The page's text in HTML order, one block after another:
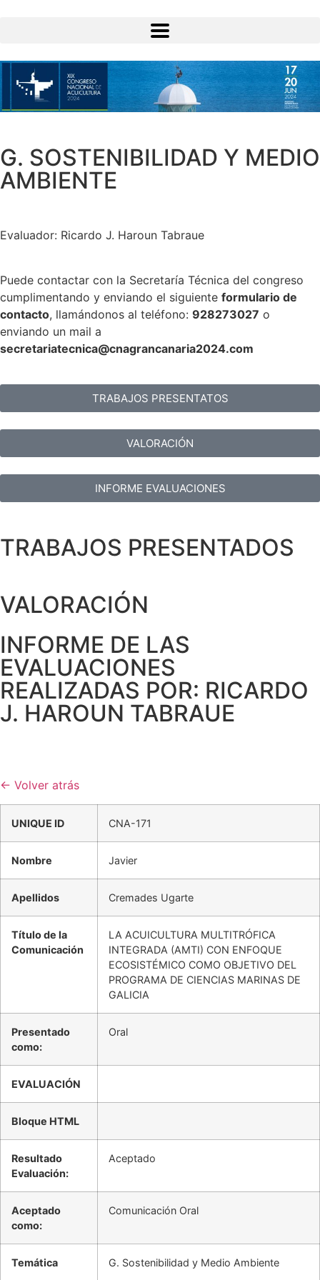
G. SOSTENIBILIDAD Y MEDIO
AMBIENTE
Evaluador: Ricardo J. Haroun Tabraue
Puede contactar con la Secretaría Técnica del congreso
cumplimentando y enviando el siguiente formulario de
contacto, llamándonos al teléfono: 928273027 o
enviando un mail a
secretariatecnica@cnagrancanaria2024.com
TRABAJOS PRESENTATOS
VALORACIÓN
INFORME EVALUACIONES
TRABAJOS PRESENTADOS
VALORACIÓN
INFORME DE LAS
EVALUACIONES
REALIZADAS POR: RICARDO
J. HAROUN TABRAUE
← Volver atrás
UNIQUE ID CNA-171
Nombre Javier
Apellidos Cremades Ugarte
Título de la
Comunicación
LA ACUICULTURA MULTITRÓFICA
INTEGRADA (AMTI) CON ENFOQUE
ECOSISTÉMICO COMO OBJETIVO DEL
PROGRAMA DE CIENCIAS MARINAS DE
GALICIA
Presentado
como:
Oral
EVALUACIÓN
Bloque HTML
Resultado
Evaluación:
Aceptado
Aceptado
como:
Comunicación Oral
Temática G. Sostenibilidad y Medio Ambiente